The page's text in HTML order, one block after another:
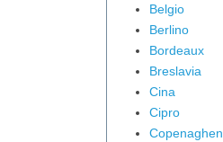
Belgio
Berlino
Bordeaux
Breslavia
Cina
Cipro
Copenaghen